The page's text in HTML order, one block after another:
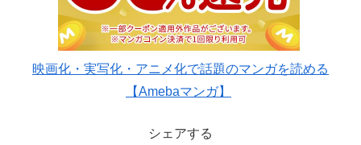
映画化・実写化・アニメ化で話題のマンガを読める
【Amebaマンガ】
シェアする